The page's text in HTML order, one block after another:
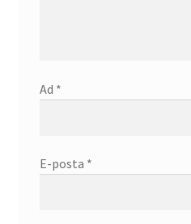
Ad *
E-posta *